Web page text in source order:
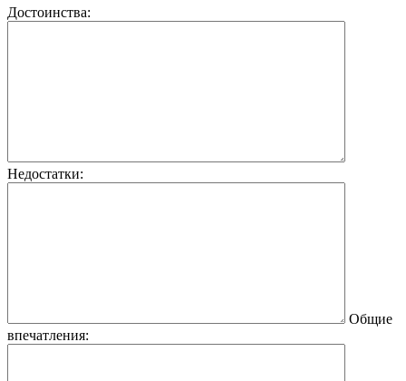
Достоинства:
Недостатки:
Общие
впечатления: